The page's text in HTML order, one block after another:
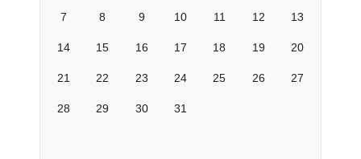
7 8 9 10 11 12 13
14 15 16 17 18 19 20
21 22 23 24 25 26 27
28 29 30 31